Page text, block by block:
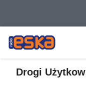
Drogi